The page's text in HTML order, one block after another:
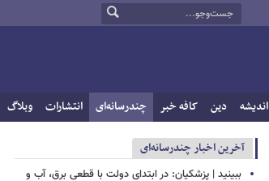
اندیشه دین کافه خبر چندرسانه‌ای انتشارات وبلاگ
آخرین اخبار چندرسانه‌ای
ببینید | پزشکیان: در ابتدای دولت با قطعی برق، آب و